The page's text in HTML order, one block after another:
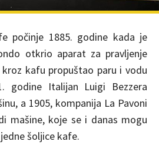
počinje 1885. godine kada je
otkrio aparat za pravljenje
kafu propuštao paru i vodu
godine Italijan Luigi Bezzera
a 1905, kompanija La Pavoni
mašine, koje se i danas mogu
šoljice kafe.